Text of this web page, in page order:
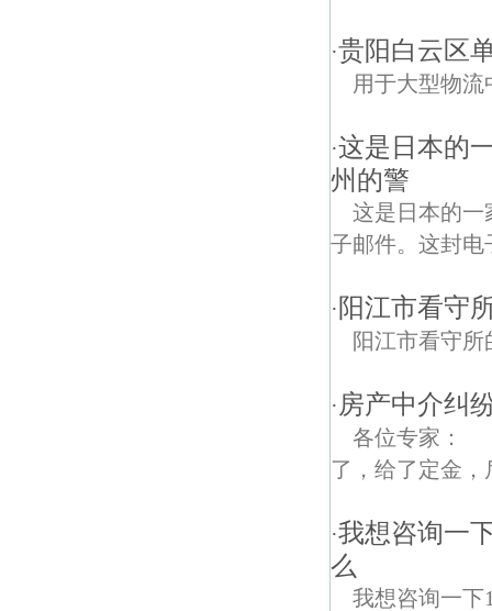
·贵阳白云区
用于大型物流
·这是日本的
州的警
这是日本的一
子邮件。这封电
· 阳江市看守
阳江市看守
· 房产中介纠
各位专家：
了，给了定金，
·我想咨询一
么
我想咨询一下